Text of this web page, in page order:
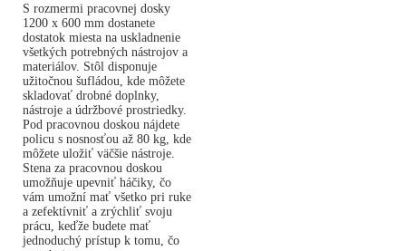
S rozmermi pracovnej dosky
1200 x 600 mm dostanete
dostatok miesta na uskladnenie
všetkých potrebných nástrojov a
materiálov. Stôl disponuje
užitočnou šufládou, kde môžete
skladovať drobné doplnky,
nástroje a údržbové prostriedky.
Pod pracovnou doskou nájdete
policu s nosnosťou až 80 kg, kde
môžete uložiť väčšie nástroje.
Stena za pracovnou doskou
umožňuje upevniť háčiky, čo
vám umožní mať všetko pri ruke
a zefektívniť a zrýchliť svoju
prácu, keďže budete mať
jednoduchý prístup k tomu, čo